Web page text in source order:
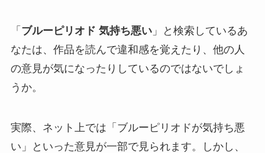
「 ブルーピリオド 気持ち悪い」と検索しているあ
なたは、作品を読んで違和感を覚えたり、他の人
の意見が気になったりしているのではないでしょ
うか。
実際、ネット上では「ブルーピリオドが気持ち悪
い」といった意見が一部で見られます。しかし、